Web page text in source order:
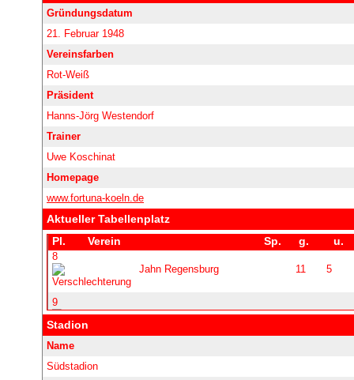
Gründungsdatum
21. Februar 1948
Vereinsfarben
Rot-Weiß
Präsident
Hanns-Jörg Westendorf
Trainer
Uwe Koschinat
Homepage
www.fortuna-koeln.de
Aktueller Tabellenplatz
Stadion
Name
Südstadion